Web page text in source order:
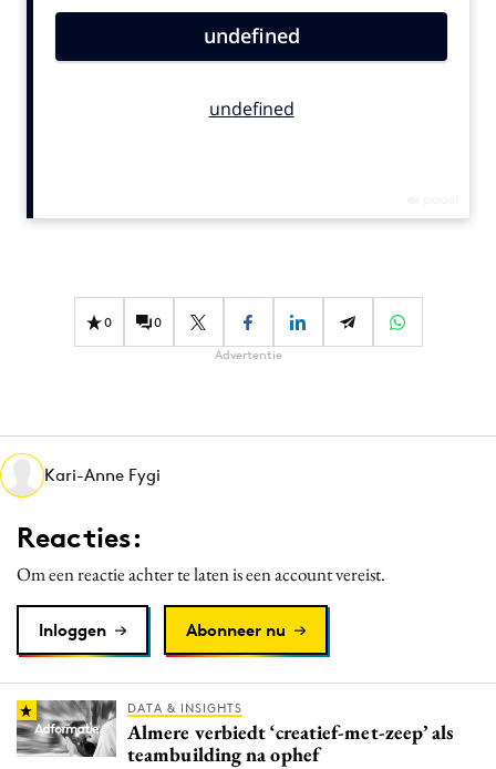
Bureaus
Campagnes
Data & Insights
Effectiviteit
Interne communicatie
Martech
Merkstrategie
PR
Programmatic
Purpose Marketing
Reputatie & crisis
0 0
Advertentie
Kari-Anne Fygi
Reacties:
Om een reactie achter te laten is een account vereist.
Inloggen Abonneer nu
DATA & INSIGHTS
Almere verbiedt ‘creatief-met-zeep’ als
teambuilding na ophef